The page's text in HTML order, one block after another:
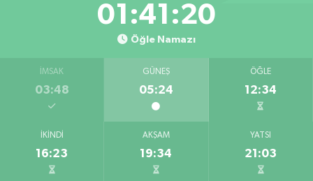
01:41:18
Öğle Namazı
İMSAK
03:48
GÜNEŞ
05:24
ÖĞLE
12:34
İKINDI
16:23
AKŞAM
19:34
YATSI
21:03